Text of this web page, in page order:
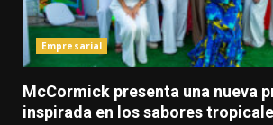
Empresarial
McCormick presenta una nueva
inspirada en los sabores